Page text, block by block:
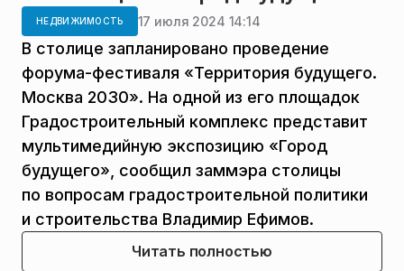
НЕДВИЖИМОСТЬ 17 июля 2024 14:14
В столице запланировано проведение
форума-фестиваля «Территория будущего.
Москва 2030». На одной из его площадок
Градостроительный комплекс представит
мультимедийную экспозицию «Город
будущего», сообщил заммэра столицы
по вопросам градостроительной политики
и строительства Владимир Ефимов.
Читать полностью